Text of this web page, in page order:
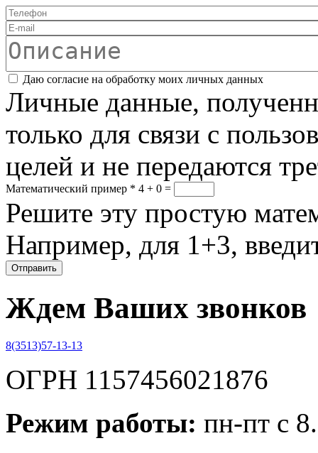
Телефон
E-mail
Описание
Соглашение*
Даю согласие на обработку моих личных данных
Личные данные,
только для связи с
целей и не передаются
Математический пример * 4 + 0 =
Решите эту простую
Например, для 1+3,
Ждем Ваших звонков
8(3513)57-13-13
ОГРН 1157456021876
Режим работы: пн-пт с